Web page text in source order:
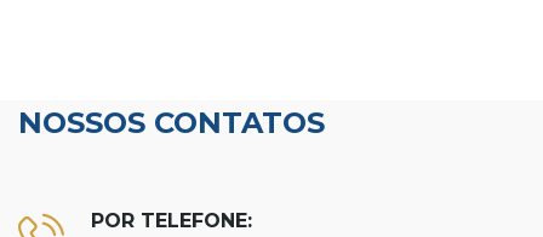
NOSSOS CONTATOS
POR TELEFONE: